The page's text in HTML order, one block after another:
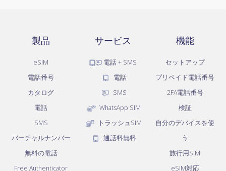
製品
eSIM
電話番号
カタログ
電話
SMS
バーチャルナンバー
無料の電話
Free Authenticator
サービス
電話 + SMS
電話
SMS
WhatsApp SIM
トラッシュSIM
通話料無料
機能
セットアップ
プリペイド電話番号
2FA電話番号
検証
自分のデバイスを使
う
旅行用SIM
eSIM対応